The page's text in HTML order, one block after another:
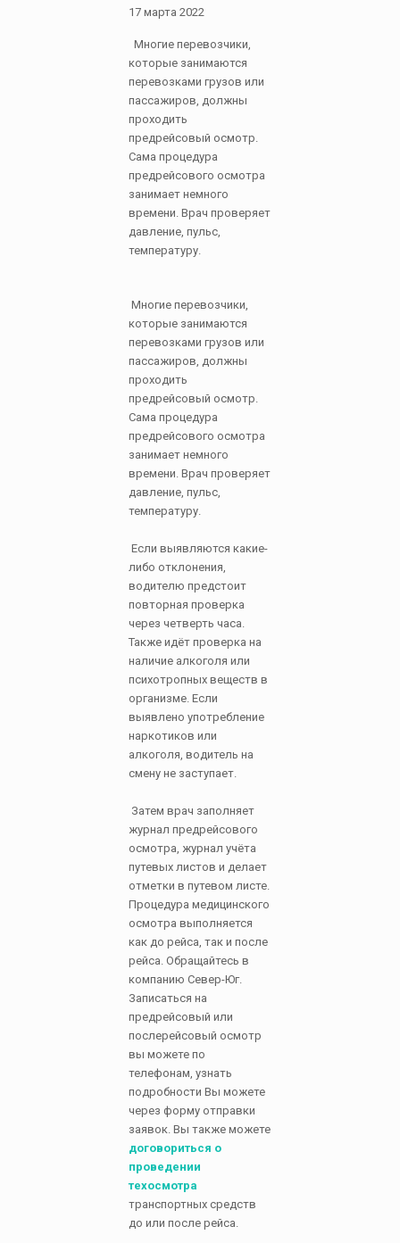
17 марта 2022
Многие перевозчики,
которые занимаются
перевозками грузов или
пассажиров, должны
проходить
предрейсовый осмотр.
Сама процедура
предрейсового осмотра
занимает немного
времени. Врач проверяет
давление, пульс,
температуру.
Многие перевозчики,
которые занимаются
перевозками грузов или
пассажиров, должны
проходить
предрейсовый осмотр.
Сама процедура
предрейсового осмотра
занимает немного
времени. Врач проверяет
давление, пульс,
температуру.
Если выявляются какие-
либо отклонения,
водителю предстоит
повторная проверка
через четверть часа.
Также идёт проверка на
наличие алкоголя или
психотропных веществ в
организме. Если
выявлено употребление
наркотиков или
алкоголя, водитель на
смену не заступает.
Затем врач заполняет
журнал предрейсового
осмотра, журнал учёта
путевых листов и делает
отметки в путевом листе.
Процедура медицинского
осмотра выполняется
как до рейса, так и после
рейса. Обращайтесь в
компанию Север-Юг.
Записаться на
предрейсовый или
послерейсовый осмотр
вы можете по
телефонам, узнать
подробности Вы можете
через форму отправки
заявок. Вы также можете
договориться о
проведении
техосмотра
транспортных средств
до или после рейса.